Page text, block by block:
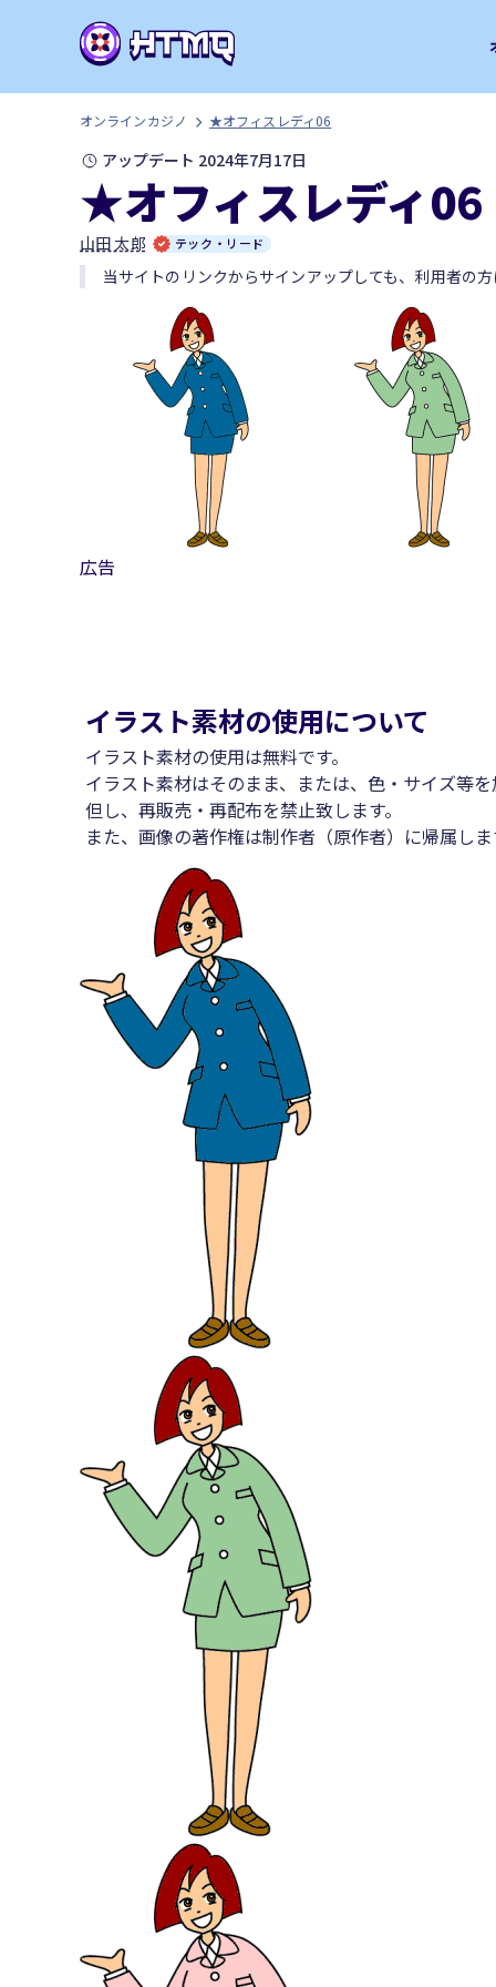
オンラインカジノ ★オフィスレディ06
アップデート 2024年7月17日
★オフィスレディ06
山田 太郎 テック・リード
当サイトのリンクからサインアップしても、利用者の
広告
イラスト素材の使用について
イラスト素材の使用は無料です。
イラスト素材はそのまま、または、色・サイズ等
但し、再販売・再配布を禁止致します。
また、画像の著作権は制作者（原作者）に帰属しま